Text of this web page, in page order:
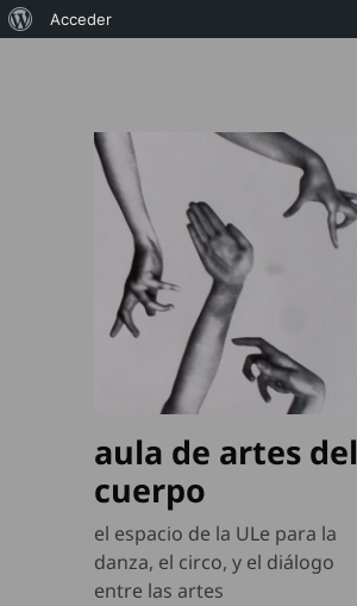
Acerca
Acceder
aula de artes del
cuerpo
el espacio de la ULe para la
danza, el circo, y el diálogo
entre las artes